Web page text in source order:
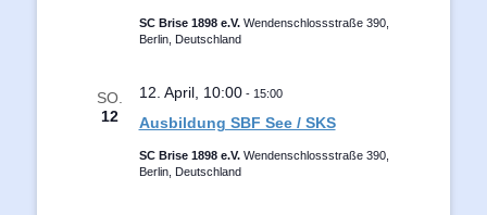
SC Brise 1898 e.V. Wendenschlossstraße 390,
Berlin, Deutschland
SO.
12
Ausbildung SBF See / SKS
12. April, 10:00- 15:00
SC Brise 1898 e.V. Wendenschlossstraße 390,
Berlin, Deutschland